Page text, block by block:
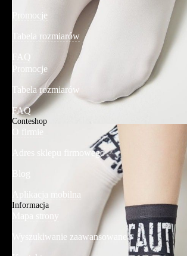
Promocje
Tabela rozmiarów
FAQ
Promocje
Tabela rozmiarów
FAQ
Conteshop
O firmie
Adres sklepu firmowego
Blog
Aplikacja mobilna
Informacja
Mapa strony
Wyszukiwanie zaawansowane